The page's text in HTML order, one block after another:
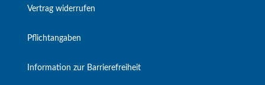
Vertrag widerrufen
Pflichtangaben
Information zur Barrierefreiheit